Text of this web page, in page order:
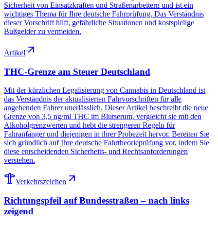
Sicherheit von Einsatzkräften und Straßenarbeitern und ist ein
wichtiges Thema für Ihre deutsche Fahrprüfung. Das Verständnis
dieser Vorschrift hilft, gefährliche Situationen und kostspielige
Bußgelder zu vermeiden.
Artikel
THC-Grenze am Steuer Deutschland
Mit der kürzlichen Legalisierung von Cannabis in Deutschland ist
das Verständnis der aktualisierten Fahrvorschriften für alle
angehenden Fahrer unerlässlich. Dieser Artikel beschreibt die neue
Grenze von 3,5 ng/ml THC im Blutserum, vergleicht sie mit den
Alkoholgrenzwerten und hebt die strengeren Regeln für
Fahranfänger und diejenigen in ihrer Probezeit hervor. Bereiten Sie
sich gründlich auf Ihre deutsche Fahrtheorieprüfung vor, indem Sie
diese entscheidenden Sicherheits- und Rechtsanforderungen
verstehen.
Verkehrszeichen
Richtungspfeil auf Bundesstraßen – nach links
zeigend